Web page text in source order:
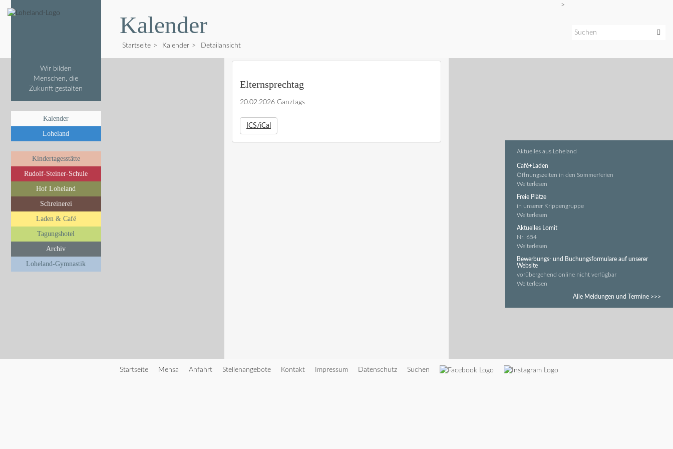
Wir bilden
Menschen, die
Zukunft gestalten
Kalender
Loheland
Kindertagesstätte
Rudolf-Steiner-Schule
Hof Loheland
Schreinerei
Laden & Café
Tagungshotel
Archiv
Loheland-Gymnastik
Kalender
Startseite > Kalender > Detailansicht
>
Elternsprechtag
20.02.2026 Ganztags
ICS/iCal
Aktuelles aus Loheland
Café+Laden
Öffnungszeiten in den Sommerferien
Weiterlesen
Freie Plätze
in unserer Krippengruppe
Weiterlesen
Aktuelles Lomit
Nr. 654
Weiterlesen
Bewerbungs- und Buchungsformulare auf unserer
Website
vorübergehend online nicht verfügbar
Weiterlesen
Alle Meldungen und Termine >>>
Startseite Mensa Anfahrt Stellenangebote Kontakt Impressum Datenschutz Suchen